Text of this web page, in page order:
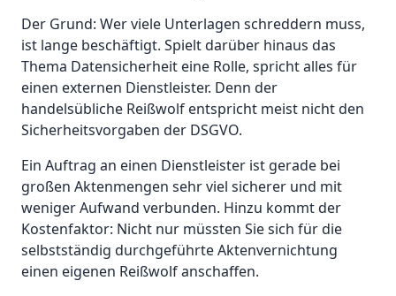
Der Grund: Wer viele Unterlagen schreddern muss,
ist lange beschäftigt. Spielt darüber hinaus das
Thema Datensicherheit eine Rolle, spricht alles für
einen externen Dienstleister. Denn der
handelsübliche Reißwolf entspricht meist nicht den
Sicherheitsvorgaben der DSGVO.
Ein Auftrag an einen Dienstleister ist gerade bei
großen Aktenmengen sehr viel sicherer und mit
weniger Aufwand verbunden. Hinzu kommt der
Kostenfaktor: Nicht nur müssten Sie sich für die
selbstständig durchgeführte Aktenvernichtung
einen eigenen Reißwolf anschaffen.